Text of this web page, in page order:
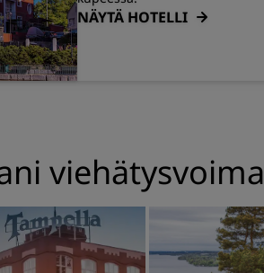
NÄYTÄ HOTELLI
viehätysvoima